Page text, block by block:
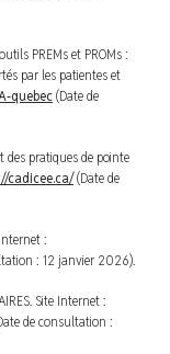
PREMs et PROMs :
par les patientes et
quebec(Date de
des pratiques de pointe
cadicee.ca/(Date de
:
: 12 janvier 2026).
. Site Internet :
de consultation :